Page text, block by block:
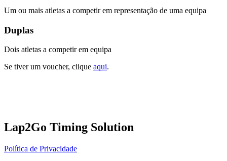
Um ou mais atletas a competir em representação de uma equipa
Duplas
Dois atletas a competir em equipa
Se tiver um voucher, clique aqui.
Lap2Go Timing Solution
Política de Privacidade